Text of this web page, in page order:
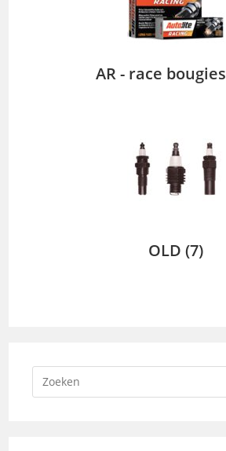
AR - race bougies
OLD (7)
Zoek
naar: